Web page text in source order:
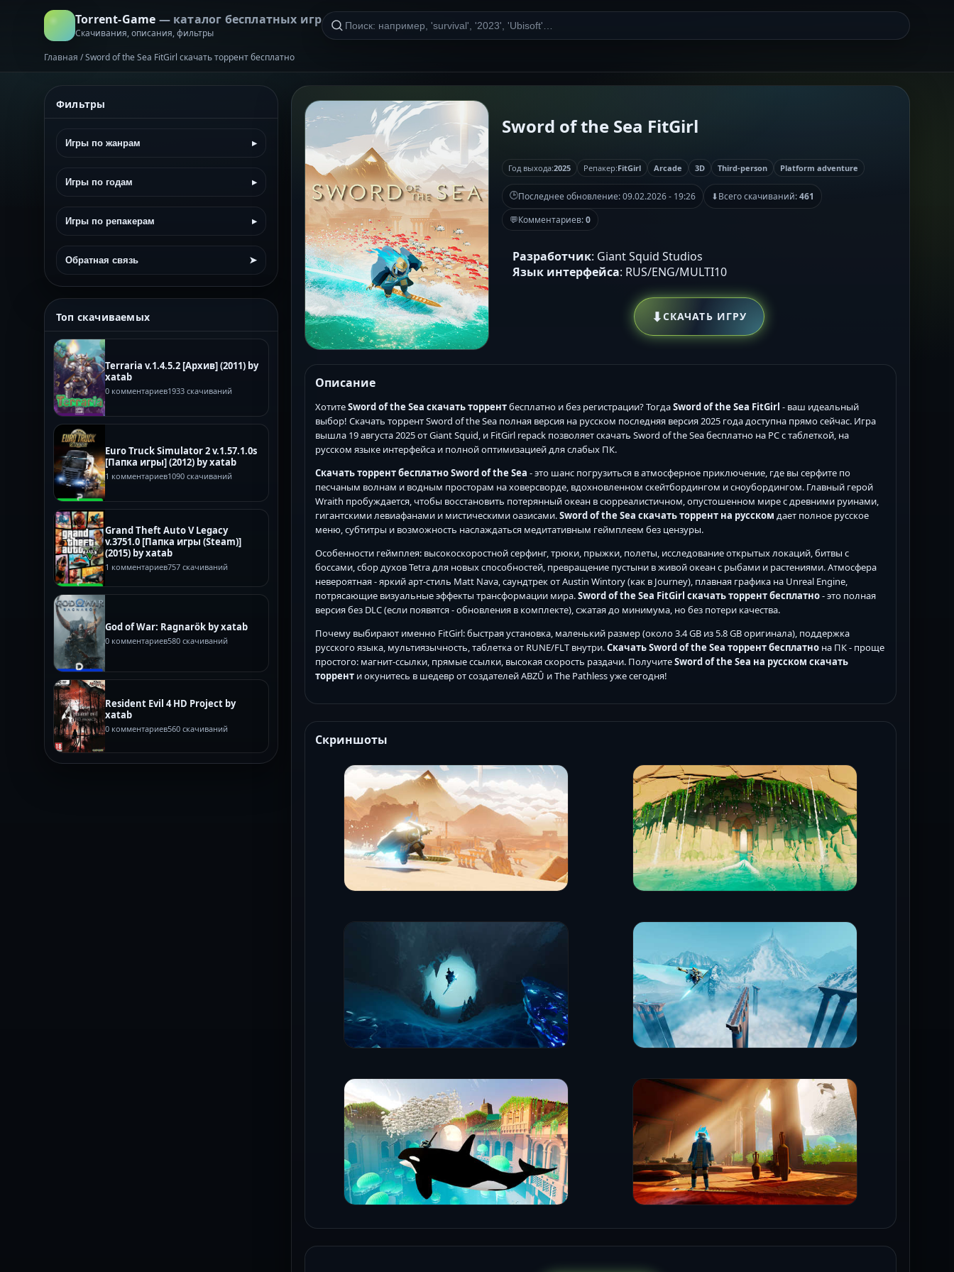
Torrent-Game — каталог бесплатных игр
Скачивания, описания, фильтры
Главная /Sword of the Sea FitGirl скачать торрент бесплатно
Фильтры
Игры по жанрам ▸
Игры по годам ▸
Игры по репакерам ▸
Обратная связь ➤
Топ скачиваемых
Terraria v.1.4.5.2 [Архив] (2011) by
xatab
0 комментариев1933 скачиваний
Euro Truck Simulator 2 v.1.57.1.0s
[Папка игры] (2012) by xatab
1 комментариев1090 скачиваний
Grand Theft Auto V Legacy
v.3751.0 [Папка игры (Steam)]
(2015) by xatab
1 комментариев757 скачиваний
God of War: Ragnarök by xatab
0 комментариев580 скачиваний
Resident Evil 4 HD Project by
xatab
0 комментариев560 скачиваний
Sword of the Sea FitGirl
Год выхода:2025 Репакер:FitGirl Arcade 3D Third-person Platform adventure
🕒Последнее обновление:09.02.2026 - 19:26 ⬇Всего скачиваний:461
💬Комментариев:0
Разработчик: Giant Squid Studios
Язык интерфейса: RUS/ENG/MULTI10
⬇СКАЧАТЬ ИГРУ
Описание
ХотитеSword of the Sea скачать торрентбесплатно и без регистрации? ТогдаSword of the Sea FitGirl - ваш идеальный
выбор! Скачать торрент Sword of the Sea полная версия на русском последняя версия 2025 года доступна прямо сейчас. Игра
вышла 19 августа 2025 от Giant Squid, и FitGirl repack позволяет скачать Sword of the Sea бесплатно на PC с таблеткой, на
русском языке интерфейса и полной оптимизацией для слабых ПК.
Скачать торрент бесплатно Sword of the Sea - это шанс погрузиться в атмосферное приключение, где вы серфите по
песчаным волнам и водным просторам на ховерсворде, вдохновленном скейтбордингом и сноубордингом. Главный герой
Wraith пробуждается, чтобы восстановить потерянный океан в сюрреалистичном, опустошенном мире с древними руинами,
гигантскими левиафанами и мистическими оазисами.Sword of the Sea скачать торрент на русском дает полное русское
меню, субтитры и возможность наслаждаться медитативным геймплеем без цензуры.
Особенности геймплея: высокоскоростной серфинг, трюки, прыжки, полеты, исследование открытых локаций, битвы с
боссами, сбор духов Tetra для новых способностей, превращение пустыни в живой океан с рыбами и растениями. Атмосфера
невероятная - яркий арт-стиль Matt Nava, саундтрек от Austin Wintory (как в Journey), плавная графика на Unreal Engine,
потрясающие визуальные эффекты трансформации мира.Sword of the Sea FitGirl скачать торрент бесплатно- это полная
версия без DLC (если появятся - обновления в комплекте), сжатая до минимума, но без потери качества.
Почему выбирают именно FitGirl: быстрая установка, маленький размер (около 3.4 GB из 5.8 GB оригинала), поддержка
русского языка, мультиязычность, таблетка от RUNE/FLT внутри.Скачать Sword of the Sea торрент бесплатно на ПК - проще
простого: магнит-ссылки, прямые ссылки, высокая скорость раздачи. ПолучитеSword of the Sea на русском скачать
торрент и окунитесь в шедевр от создателей ABZÛ и The Pathless уже сегодня!
Скриншоты